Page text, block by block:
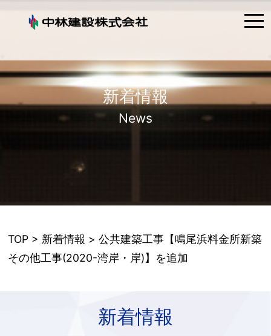
新着情報
News
TOP > 新着情報 > 公共建築工事【鳴尾浜料金所新築
その他工事(2020-湾岸・岸)】を追加
新着情報